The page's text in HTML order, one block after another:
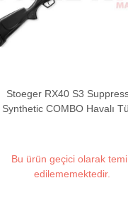
Stoeger RX40 S3
Synthetic COMBO Havalı
Bu ürün geçici olarak
edilememektedir.